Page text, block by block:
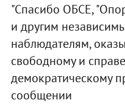
"Спасибо ОБСЕ,
и другим
наблюдателям,
свободному и
демократическому
сообщении